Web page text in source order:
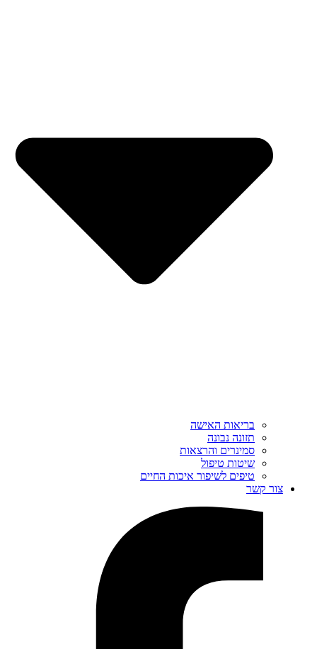
בריאות האישה
תזונה נבונה
סמינרים והרצאות
שיטות טיפול
טיפים לשיפור איכות החיים
צור קשר